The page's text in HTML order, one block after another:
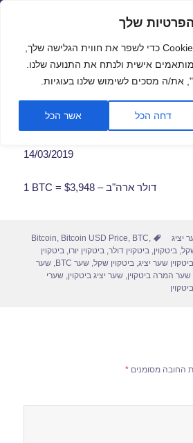
פתח
שלך
אנו משתמשים בקובצי Cookie כדי לשפר את חווית הגלישה שלך,
אישית ולנתח את התנועה שלנו.
את/ה מסכים לשימוש שלנו בעוגיות.
דחה הכל אשר הכל
– שער יציג
תפריטים
ווידג'טים
14/03/2019
14/03/2019
1 BTC = $3,948 – דולר ארה"ב
יציג תגיות Bitcoin, Bitcoin USD Price, BTC,
,ביטקוין,ביטקוין דולר,ביטקוין יורו,ביטקוין
ביטקוין שער יציג,ביטקוין שקל,שער BTC ,שער
שער המרה ביטקוין,שער יציג ביטקוין,שערי
החובה מסומנים*